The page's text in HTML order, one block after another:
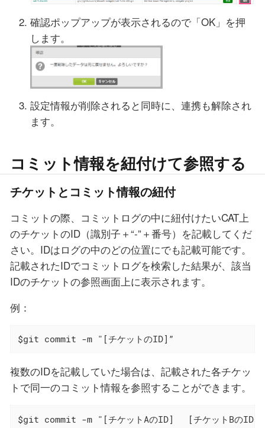
確認ポップアップが表示されるので「OK」を押
します。
設定情報が削除されると同時に、連携も解除され
ます。
コミット情報を紐付けて参照する
チケットとコミット情報の紐付
コミットの際、コミットログの中に紐付けたいCAT上
のチケットのID（識別子＋“-”＋番号）を記載してくだ
さい。IDはログの中のどの位置にでも記載可能です。
記載されたIDでコミットログを検索した結果が、該当
IDのチケットの参照画面上に表示されます。
例：
$git commit -m "[チケットのID]”
複数のIDを記載していた場合は、記載された各チケッ
トで同一のコミット情報を参照することができます。
$git commit -m "[チケットAのID]　 [チケットBのID]”